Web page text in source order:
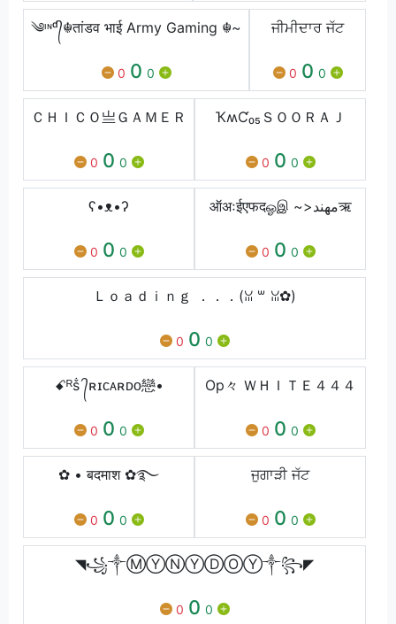
༄ᶦᶰᵈ᭄☬तांडव भाई Army Gaming ☬~
0 0 0
ਜੀਮੀਦਾਰ ਜੱਟ
0 0 0
ＣＨＩＣＯ亗ＧＡＭＥＲ
0 0 0
ҠʍƇ₀₅ＳＯＯＲＡＪ
0 0 0
ʕ•ᴥ•ʔ
0 0 0
ऑअःईएफदஓஇ ~>مهندऋ
0 0 0
Ｌｏａｄｉｎｇ ．．．(ꈍ ꒳ ꈍ✿)
0 0 0
ꗃᴿṧ ᭄ʀɪᴄᴀʀᴅᴏ戀•
0 0 0
Op々 ＷＨＩＴＥ４４４
0 0 0
✿ • बदमाश ✿࿐ㅤ
0 0 0
ਜੁਗਾੜੀ ਜੱਟ
0 0 0
◥꧁༒ⓂⓎⓃⓎⒹⓄⓎ༒꧂◤
0 0 0